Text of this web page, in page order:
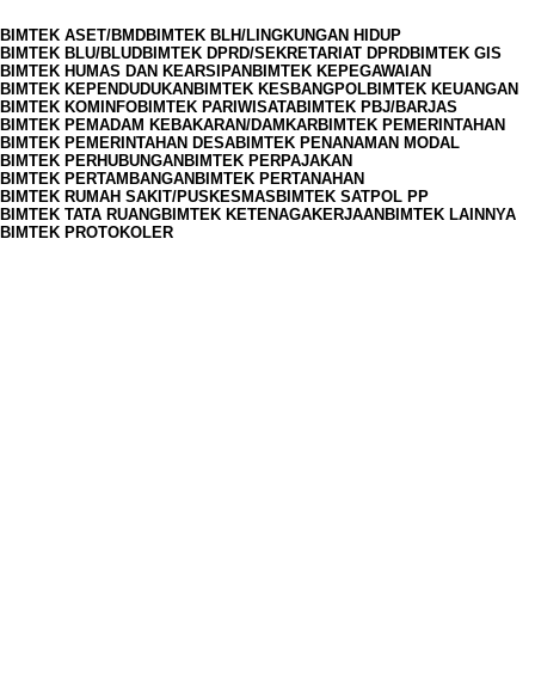
BIMTEK ASET/BMDBIMTEK BLH/LINGKUNGAN HIDUP
BIMTEK BLU/BLUDBIMTEK DPRD/SEKRETARIAT DPRDBIMTEK GIS
BIMTEK HUMAS DAN KEARSIPAN BIMTEK KEPEGAWAIAN
BIMTEK KEPENDUDUKAN BIMTEK KESBANGPOLBIMTEK KEUANGAN
BIMTEK KOMINFOBIMTEK PARIWISATABIMTEK PBJ/BARJAS
BIMTEK PEMADAM KEBAKARAN/DAMKARBIMTEK PEMERINTAHAN
BIMTEK PEMERINTAHAN DESABIMTEK PENANAMAN MODAL
BIMTEK PERHUBUNGAN BIMTEK PERPAJAKAN
BIMTEK PERTAMBANGAN BIMTEK PERTANAHAN
BIMTEK RUMAH SAKIT/PUSKESMAS BIMTEK SATPOL PP
BIMTEK TATA RUANGBIMTEK KETENAGAKERJAAN BIMTEK LAINNYA
BIMTEK PROTOKOLER